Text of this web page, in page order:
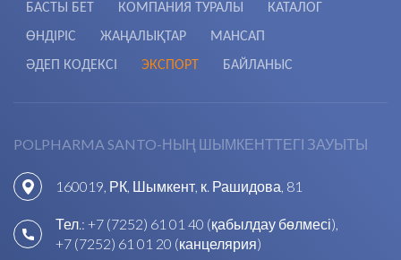
БАСТЫ БЕТ КОМПАНИЯ ТУРАЛЫ
КАТАЛОГ
ӨНДІРІС
ЖАҢАЛЫҚТАР
МАНСАП
ӘДЕП КОДЕКСІ
ЭКСПОРТ БАЙЛАНЫС
POLPHARMA SANTO-НЫҢ ШЫМКЕНТТЕГІ ЗАУЫТЫ
160019, РК, Шымкент, к. Рашидова, 81
Тел.: +7 (7252) 61 01 40 (қабылдау бөлмесі),
+7 (7252) 61 01 20 (канцелярия)